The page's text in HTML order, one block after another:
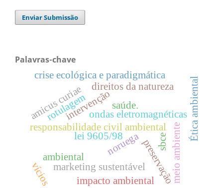
Enviar Submissão
Palavras-chave
ambiental noruega
responsabilidade civil ambiental meio ambiente
ondas eletromagnéticas
saúde.
intervenção
preservação
marketing sustentável
direitos da natureza Ética ambiental
crise ecológica e paradigmática
amicus curiae
impacto ambiental
sbce
lei 9605/98
vícios
rotulagem